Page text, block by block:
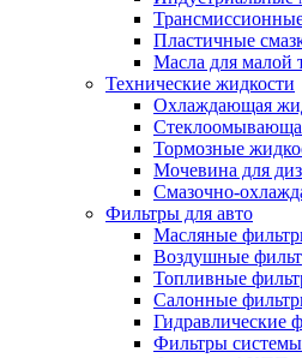
Пластичные
Масла для малой
Технические жидкости
Охлаждающая
Тормозные
Мочевина для
Смазочно-
Фильтры для авто
Масляные
Воздушные
Топливные
Салонные
Гидравлические
Фильтры